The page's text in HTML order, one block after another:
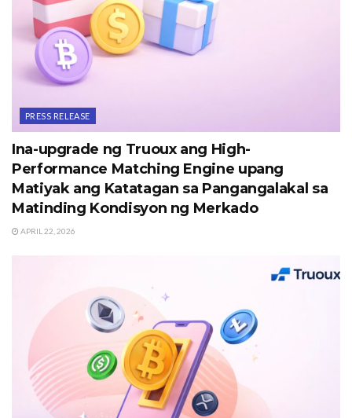
PRESS RELEASE
Ina-upgrade ng Truoux ang High-
Performance Matching Engine upang
Matiyak ang Katatagan sa Pangangalakal sa
Matinding Kondisyon ng Merkado
APRIL 22, 2026